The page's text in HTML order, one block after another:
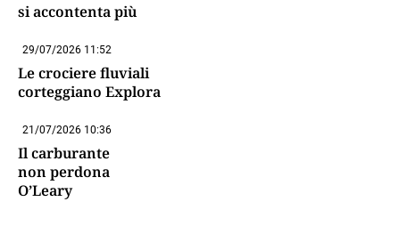
si accontenta più
29/07/2026 11:52
Le crociere fluviali
corteggiano Explora
21/07/2026 10:36
Il carburante
non perdona
O’Leary